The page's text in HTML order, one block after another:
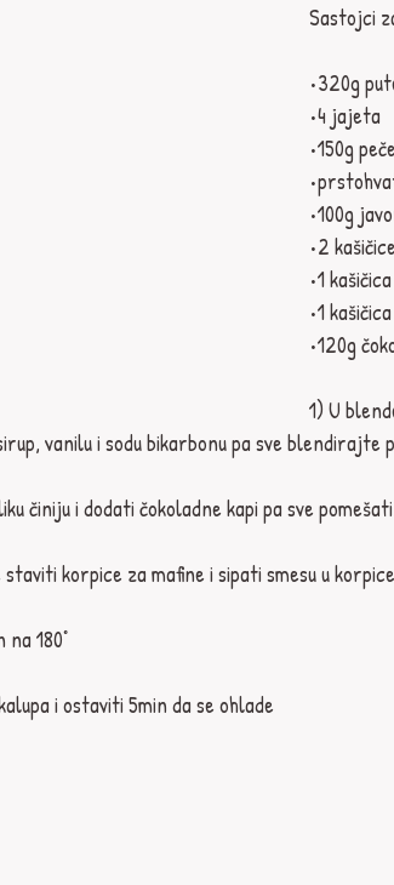
Sastojci
•320g
•4 jajeta⁣
•150g
•100g
•2
•1
•1
•120g
1) U
vanilu i sodu bikarbonu pa sve blendirajte
činiju i dodati čokoladne kapi pa sve
staviti korpice za mafine i sipati smesu u
180°⁣
i ostaviti 5min da se ohlade⁣